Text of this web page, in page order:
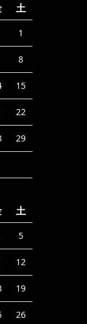
土
1
8
15
22
29
土
5
12
19
26